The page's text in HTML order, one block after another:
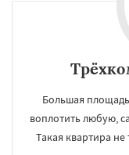
Большая
воплотить любую,
Такая квартира